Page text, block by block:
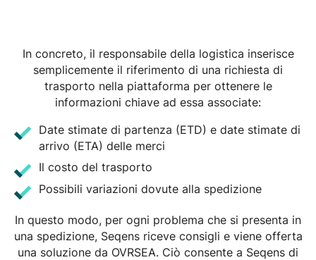
In concreto, il responsabile della logistica inserisce
semplicemente il riferimento di una richiesta di
trasporto nella piattaforma per ottenere le
informazioni chiave ad essa associate:
Date stimate di partenza (ETD) e date stimate di
arrivo (ETA) delle merci
Il costo del trasporto
Possibili variazioni dovute alla spedizione
In questo modo, per ogni problema che si presenta in
una spedizione, Seqens riceve consigli e viene offerta
una soluzione da OVRSEA. Ciò consente a Seqens di